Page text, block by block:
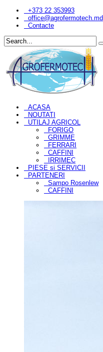
+373 22 353993
office@agrofermotech.md
Contacte
ACASA
NOUTATI
UTILAJ AGRICOL
FORIGO
GRIMME
FERRARI
CAFFINI
IRRIMEC
PIESE si SERVICII
PARTENERI
Sampo Rosenlew
CAFFINI